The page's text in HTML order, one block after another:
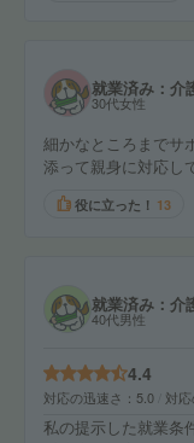
就業済み：介
30代女性
細かなところまでサ
添って親身に対応し
役に立った！ 13
就業済み：介
40代男性
4.4
対応の迅速さ 5.0 対
私の提示した就業条